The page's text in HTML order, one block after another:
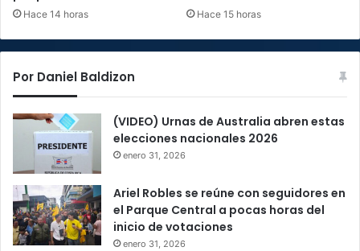
Hace 14 horas Hace 15 horas
Por Daniel Baldizon
(VIDEO) Urnas de Australia abren estas
elecciones nacionales 2026
enero 31, 2026
Ariel Robles se reúne con seguidores en
el Parque Central a pocas horas del
inicio de votaciones
enero 31, 2026